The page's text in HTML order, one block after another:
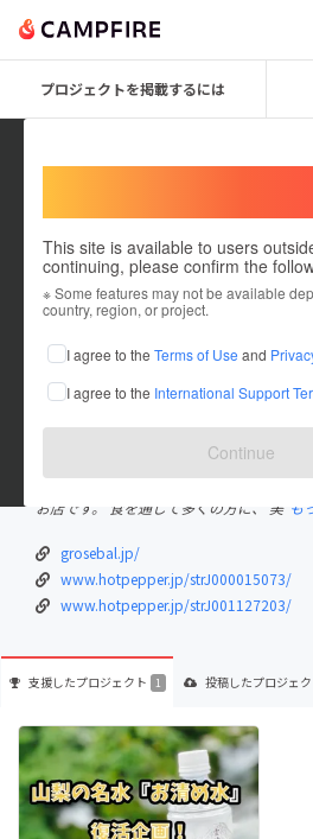
プロジェクトを掲載するには
This site is available to users
continuing, please confirm the
※ Some features may not be available
country, region, or project.
I agree to the Terms of Use and
I agree to the International Support
Continue
Lovers
これまでに1回支援して2件のプロジェ
在住国：日本 現在地：神奈川県
出身国：日本 出身地：神奈川県
神奈川県相模原市で誕生したLovers
司が、 たくさんのお客様に『小さな感動
お店です。 食を通じて多くの方に、 美 も
grosebal.jp/
www.hotpepper.jp/strJ000015073/
www.hotpepper.jp/strJ001127203/
支援したプロジェクト 1 投稿したプロジェ